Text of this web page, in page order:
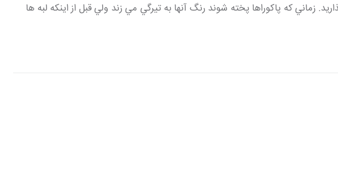
كنيد. حال سيني فر را به مدت 20 دقيقه داخل فر بگذاريد. زماني كه پاكوراها پخته شوند رنگ آنها به تيرگي مي زند ولي قبل از اينكه لبه ها